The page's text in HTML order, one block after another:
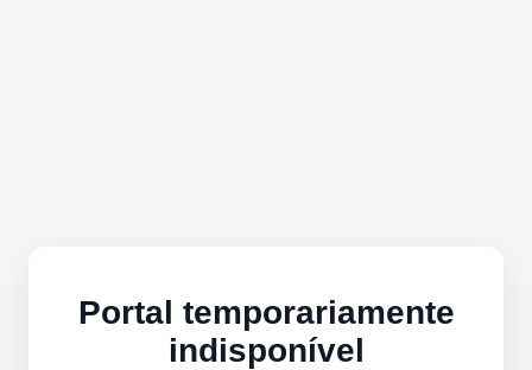
Portal temporariamente
indisponível